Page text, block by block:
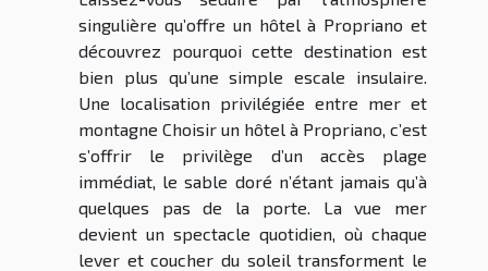
singulière qu’offre un hôtel à Propriano et
découvrez pourquoi cette destination est
bien plus qu’une simple escale insulaire.
Une localisation privilégiée entre mer et
montagne Choisir un hôtel à Propriano, c’est
s’offrir le privilège d’un accès plage
immédiat, le sable doré n’étant jamais qu’à
quelques pas de la porte. La vue mer
devient un spectacle quotidien, où chaque
lever et coucher du soleil transforment le